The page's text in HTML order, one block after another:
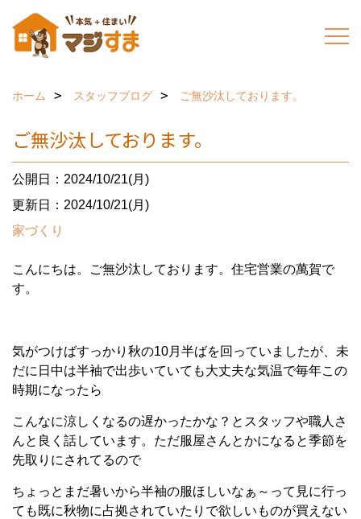
ホーム スタッフブログ ご無沙汰しております。
ご無沙汰しております。
公開日：2024/10/21(月)
更新日：2024/10/21(月)
家づくり
こんにちは。ご無沙汰しております。住宅営業の萬賀で
す。
気がつけばすっかり秋の10月半ばを回っていましたが、未
だに日中は半袖で出歩いていても大丈夫な気温で毎年この
時期になったら
こんなに涼しくなるの遅かったかな？とスタッフや職人さ
んと良く話しています。ただ服屋さんとかになると季節を
先取りにされてるので
ちょっとまだ暑いから半袖の服ほしいなぁ～って見に行っ
ても既に秋物に占拠されていたりで欲しいものが買えない